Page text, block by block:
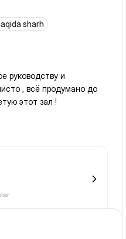
sharh
руководству и
, всё продумано до
этот зал !